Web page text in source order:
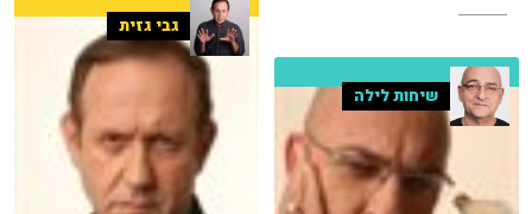
גבי גזית
שיחות לילה